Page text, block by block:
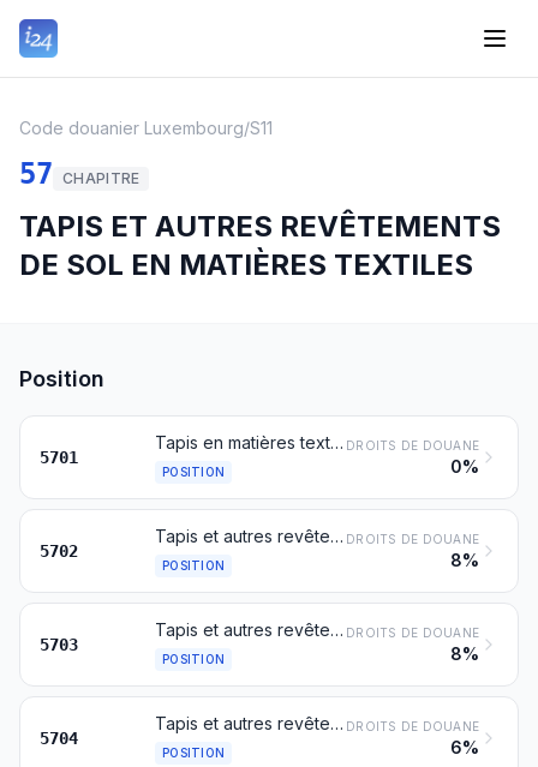
Code douanier Luxembourg/S11
57 CHAPITRE
TAPIS ET AUTRES REVÊTEMENTS
DE SOL EN MATIÈRES TEXTILES
Position
5701
Tapis en matières textiles, à points noués ou enroulés, même confectionnés
POSITION
DROITS DE DOUANE
0%
5702
Tapis et autres revêtements de sol en matières textiles, tissés, non touffetés ni floqués, même confectionnés, y compris les tapis dits « kelim » ou « kilim », « schumacks » ou « soumak », « karamanie » et tapis similaires tissés à la main
POSITION
DROITS DE DOUANE
8%
5703
Tapis et autres revêtements de sol en matières textiles (y compris le gazon), touffetés, même confectionnés
POSITION
DROITS DE DOUANE
8%
5704
Tapis et autres revêtements de sol, en feutre, non touffetés ni floqués, même confectionnés
POSITION
DROITS DE DOUANE
6%